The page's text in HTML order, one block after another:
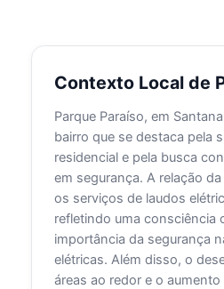
Contexto Local de
Parque Paraíso, em
bairro que se destaca pela
residencial e pela busca
em segurança. A relação
os serviços de laudos
refletindo uma consciência
importância da segurança
elétricas. Além disso, o
áreas ao redor e o